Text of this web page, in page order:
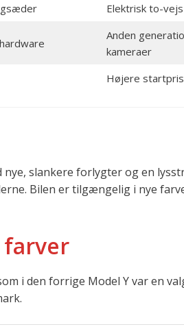
Elektrisk to-
Anden
kameraer
Højere startpris
nye, slankere forlygter og en
Bilen er tilgængelig i nye
farver
i den forrige Model Y var en